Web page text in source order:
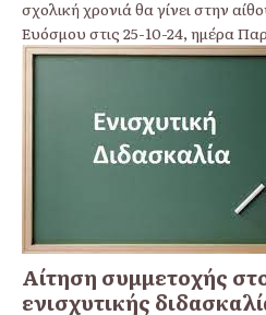
σχολική χρονιά θα γίνει στην
Ευόσμου στις 25-10-24, ημέρα
Αίτηση συμμετοχής
ενισχυτικής